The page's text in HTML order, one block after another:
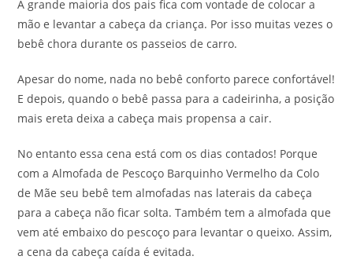
A grande maioria dos pais fica com vontade de colocar a
mão e levantar a cabeça da criança. Por isso muitas vezes o
bebê chora durante os passeios de carro.
Apesar do nome, nada no bebê conforto parece confortável!
E depois, quando o bebê passa para a cadeirinha, a posição
mais ereta deixa a cabeça mais propensa a cair.
No entanto essa cena está com os dias contados! Porque
com a Almofada de Pescoço Barquinho Vermelho da Colo
de Mãe seu bebê tem almofadas nas laterais da cabeça
para a cabeça não ficar solta. Também tem a almofada que
vem até embaixo do pescoço para levantar o queixo. Assim,
a cena da cabeça caída é evitada.